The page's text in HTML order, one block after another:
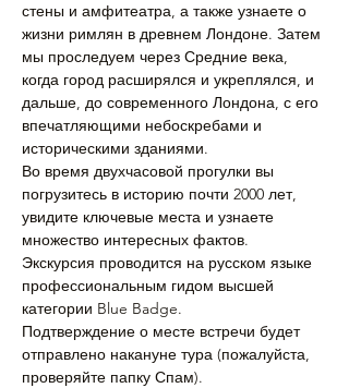
стены и амфитеатра, а также узнаете о
жизни римлян в древнем Лондоне. Затем
мы проследуем через Средние века,
когда город расширялся и укреплялся, и
дальше, до современного Лондона, с его
впечатляющими небоскребами и
историческими зданиями.
Во время двухчасовой прогулки вы
погрузитесь в историю почти 2000 лет,
увидите ключевые места и узнаете
множество интересных фактов.
Экскурсия проводится на русском языке
профессиональным гидом высшей
категории Blue Badge.
Подтверждение о месте встречи будет
отправлено накануне тура (пожалуйста,
проверяйте папку Спам).